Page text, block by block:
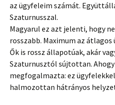
az ügyfeleim számát.
Szaturnusszal.
Magyarul ez azt jelenti, hogy
rosszabb. Maximum az
Ők is rossz állapotúak, akár
Szaturnusztól sújtottan.
megfogalmazta: ez
halmozottan hátrányos